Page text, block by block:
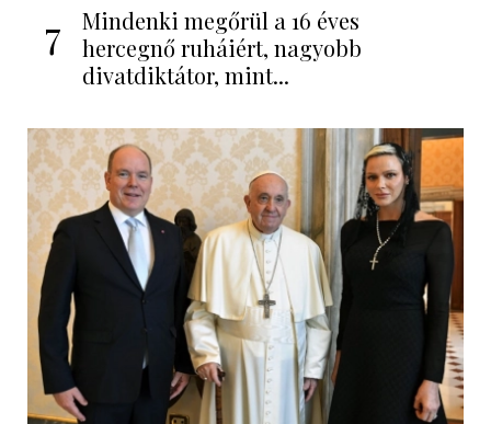
7
Mindenki megőrül a 16 éves
hercegnő ruháiért, nagyobb
divatdiktátor, mint...